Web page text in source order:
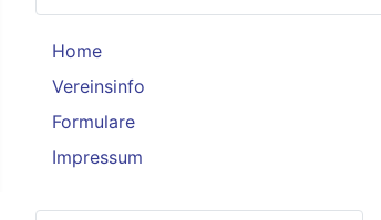
Home
Vereinsinfo
Formulare
Impressum